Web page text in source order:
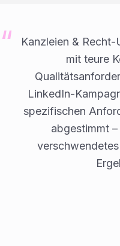
Kanzleien &
mit teure
LinkedIn-
spezifischen
abgestimmt